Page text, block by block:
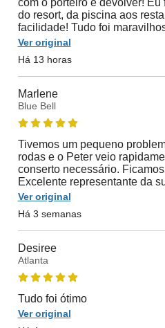
com o porteiro e devolver! Eu
do resort, da piscina aos
facilidade! Tudo foi
Ver original
Há 13 horas
Marlene
Blue Bell
Tivemos um pequeno
rodas e o Peter veio
conserto necessário.
Excelente representante da
Ver original
Há 3 semanas
Desiree
Atlanta
Tudo foi ótimo
Ver original